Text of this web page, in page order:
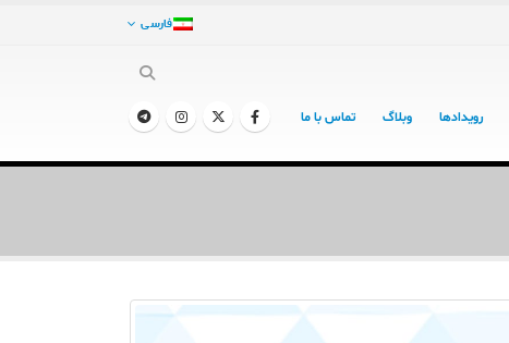
فارسی
رویدادها وبلاگ تماس با ما